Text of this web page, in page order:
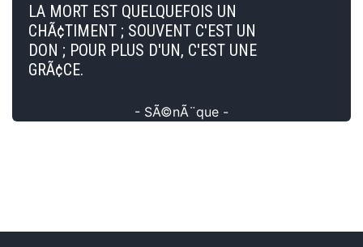
LA MORT EST QUELQUEFOIS UN
CHÃ¢TIMENT ; SOUVENT C'EST UN
DON ; POUR PLUS D'UN, C'EST UNE
GRÃ¢CE.
- SÃ©nÃ¨que -